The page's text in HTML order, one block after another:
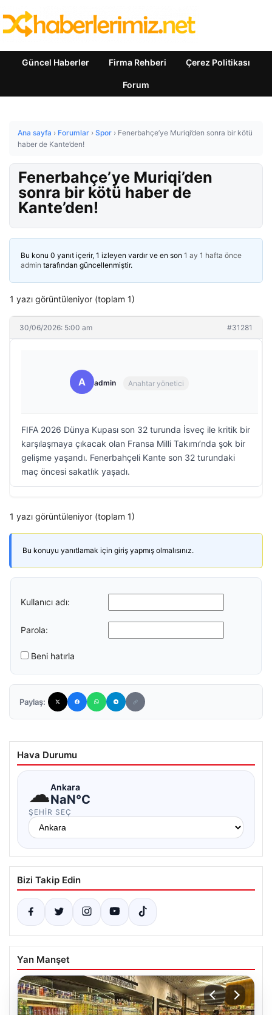
Güncel Haberler Firma Rehberi Çerez Politikası
Forum
Ana sayfa › Forumlar › Spor › Fenerbahçe’ye Muriqi’den sonra bir kötü
haber de Kante’den!
Fenerbahçe’ye Muriqi’den
sonra bir kötü haber de
Kante’den!
Bu konu 0 yanıt içerir, 1 izleyen vardır ve en son 1 ay 1 hafta önce
admin tarafından güncellenmiştir.
1 yazı görüntüleniyor (toplam 1)
30/06/2026: 5:00 am #31281
A admin Anahtar yönetici
FIFA 2026 Dünya Kupası son 32 turunda İsveç ile kritik bir
karşılaşmaya çıkacak olan Fransa Milli Takımı’nda şok bir
gelişme yaşandı. Fenerbahçeli Kante son 32 turundaki
maç öncesi sakatlık yaşadı.
1 yazı görüntüleniyor (toplam 1)
Bu konuyu yanıtlamak için giriş yapmış olmalısınız.
Kullanıcı adı:
Parola:
Beni hatırla
Paylaş:
Hava Durumu
☁Ankara
NaN°C
ŞEHIR SEÇ
Bizi Takip Edin
Yan Manşet